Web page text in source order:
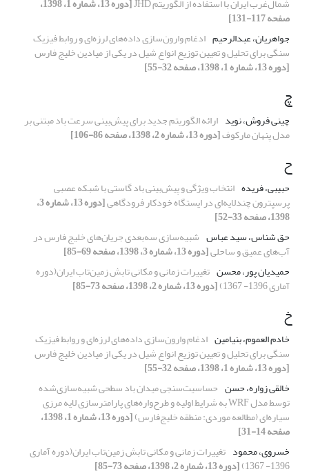
صفحه 117-131]
جواهریان، عبدالرحیم ادغام وارون‌سازی داده‌های لرزه‌ای و روابط فیزیک
سنگی برای تحلیل و تعیین توزیع انواع شیل در یکی از میادین خلیج‌ فارس
[دوره 13، شماره 1، 1398، صفحه 32-55]
چ
چینی فروش، نوید ارائه الگوریتم جدید برای پیش‌بینی سرعت باد مبتنی بر
مدل پنهان مارکوف[دوره 13، شماره 2، 1398، صفحه 86-106]
ح
حبیبی، فریده انتخاب ویژگی و پیش‌بینی باد گاستی با شبکه عصبی
پرسپترون چند‌لایه‌ای در ایستگاه خودکار فرودگاهی [دوره 13، شماره 3،
1398، صفحه 33-52]
حق شناس، سید عباس شبیه‌سازی سه‌بعدی جریان‌های خلیج فارس در
آب‌های عمیق و ساحلی[دوره 13، شماره 3، 1398، صفحه 69-85]
حمیدیان پور، محسن تغییرات زمانی و مکانی تابش زمین‌تاب ایران(دوره
آماری 1396- 1367) [دوره 13، شماره 2، 1398، صفحه 73-85]
خ
خادم العموم، بنیامین ادغام وارون‌سازی داده‌های لرزه‌ای و روابط فیزیک
سنگی برای تحلیل و تعیین توزیع انواع شیل در یکی از میادین خلیج‌ فارس
[دوره 13، شماره 1، 1398، صفحه 32-55]
خالقی زواره، حسن حساسیت‌سنجی میدان باد سطحی شبیه‌سازی‌شده ‌
توسط مدل WRF به شرایط اولیه و طرح‌واره‌های پارامترسازی لایه مرزی
سیاره‌ای (مطالعه موردی: منطقه خلیج‌فارس) [دوره 13، شماره 1، 1398،
صفحه 14-31]
خسروی، محمود تغییرات زمانی و مکانی تابش زمین‌تاب ایران(دوره آماری
1396- 1367) [دوره 13، شماره 2، 1398، صفحه 73-85]